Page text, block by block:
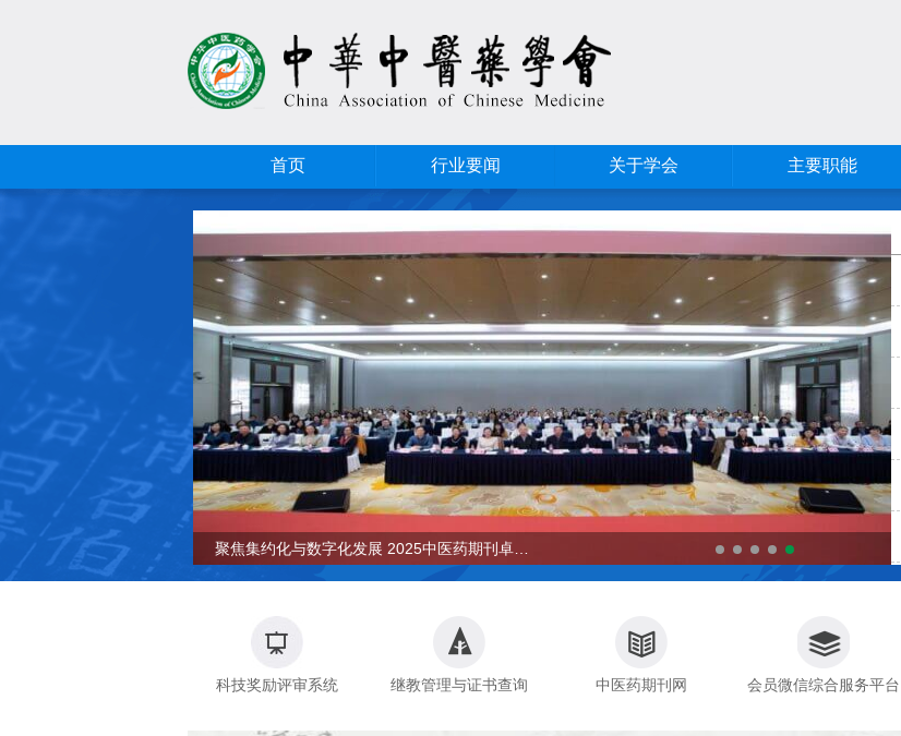
首页 行业要闻 关于学会 主要职能
聚焦集约化与数字化发展 2025中医药期刊卓越
集群建设研讨会召开
《八段锦》团体标准发布会在京召开
第八届岐黄论坛在京举行
全国中医标准化技术委员会2025年年会暨中医国
家标准制修订讨论会在京召开
第七届岐黄论坛在京举行
聚焦集约化与数字化发展 2025中医药期刊卓越
集群建设研讨会召开
《八段锦》团体标准发布会在京召开
科技奖励评审系统 继教管理与证书查询 中医药期刊网 会员微信综合服务平台